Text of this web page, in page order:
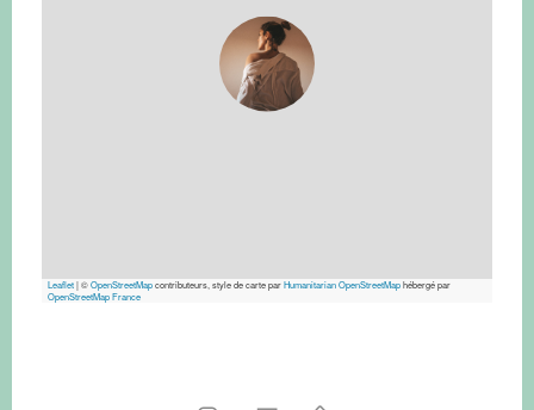
Leaflet|©OpenStreetMapcontributeurs, style de carte parHumanitarian OpenStreetMaphébergé par
OpenStreetMap France